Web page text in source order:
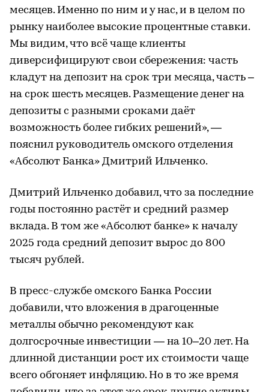
месяцев. Именно по ним и у нас, и в целом по
рынку наиболее высокие процентные ставки.
Мы видим, что всё чаще клиенты
диверсифицируют свои сбережения: часть
кладут на депозит на срок три месяца, часть –
на срок шесть месяцев. Размещение денег на
депозиты с разными сроками даёт
возможность более гибких решений», —
пояснил руководитель омского отделения
«Абсолют Банка» Дмитрий Ильченко.
Дмитрий Ильченко добавил, что за последние
годы постоянно растёт и средний размер
вклада. В том же «Абсолют банке» к началу
2025 года средний депозит вырос до 800
тысяч рублей.
В пресс-службе омского Банка России
добавили, что вложения в драгоценные
металлы обычно рекомендуют как
долгосрочные инвестиции — на 10–20 лет. На
длинной дистанции рост их стоимости чаще
всего обгоняет инфляцию. Но в то же время